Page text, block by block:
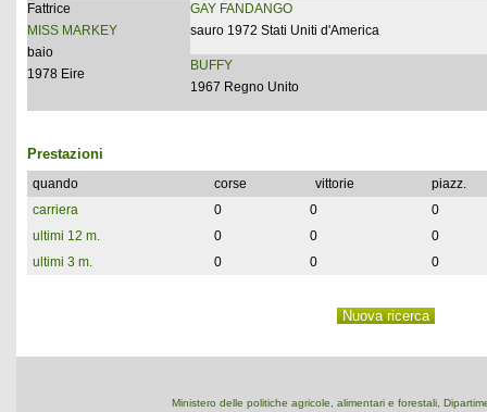
Fattrice
MISS MARKEY
baio
1978 Eire
GAY FANDANGO
sauro 1972 Stati Uniti d'America
BUFFY
1967 Regno Unito
Prestazioni
quando corse vittorie
piazz.
carriera
0 0
0
ultimi 12 m.
0 0
0
ultimi 3 m.
0 0 0
Ministero delle politiche agricole, alimentari e forestali,